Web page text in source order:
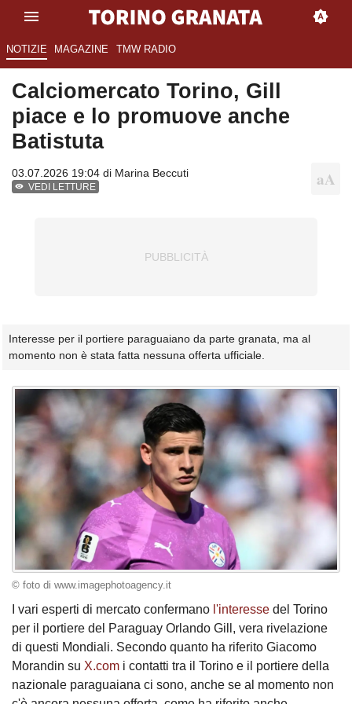
NOTIZIE MAGAZINE TMW RADIO
Calciomercato Torino, Gill
piace e lo promuove anche
Batistuta
03.07.2026 19:04 di Marina Beccuti
VEDI LETTURE
Interesse per il portiere paraguaiano da parte granata, ma al
momento non è stata fatta nessuna offerta ufficiale.
© foto di www.imagephotoagency.it
I vari esperti di mercato confermano l'interesse del Torino
per il portiere del Paraguay Orlando Gill, vera rivelazione
di questi Mondiali. Secondo quanto ha riferito Giacomo
Morandin su X.com i contatti tra il Torino e il portiere della
nazionale paraguaiana ci sono, anche se al momento non